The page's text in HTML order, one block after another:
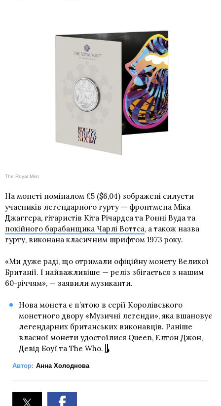
The Royal Mint
На монеті номіналом £5 ($6,04) зображені силуети
учасників легендарного гурту — фронтмена Міка
Джаггера, гітаристів Кіта Річардса та Ронні Вуда та
покійного барабанщика Чарлі Воттса, а також назва
гурту, виконана класичним шрифтом 1973 року.
«Ми дуже раді, що отримали офіційну монету Великої
Британії. І найважливіше — реліз збігається з нашим
60-річчям», — заявили музиканти.
Нова монета є п’ятою в серії Королівського
монетного двору «Музичні легенди», яка вшановує
легендарних британських виконавців. Раніше
власної монети удостоїлися Queen, Елтон Джон,
Девід Боуї та The Who.
Автор: Анна Холоднова